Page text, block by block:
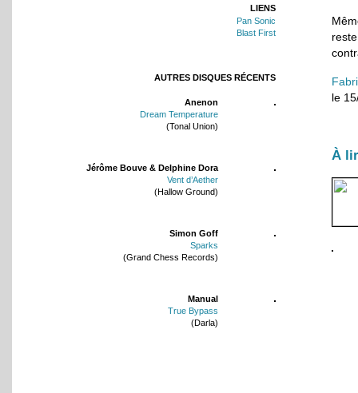
LIENS
Pan Sonic
Blast First
AUTRES DISQUES RÉCENTS
Anenon
Dream Temperature
(Tonal Union)
Jérôme Bouve & Delphine Dora
Vent d’Aether
(Hallow Ground)
Simon Goff
Sparks
(Grand Chess Records)
Manual
True Bypass
(Darla)
le
À